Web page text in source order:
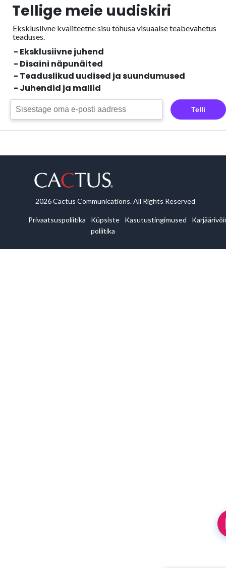
Tellige meie uudiskiri
Eksklusiivne kvaliteetne sisu tõhusa visuaalseteabevahetus
teaduses.
- Eksklusiivne juhend
- Disaini näpunäited
- Teaduslikud uudised ja suundumused
- Juhendid ja mallid
Telli
2026 Cactus Communications. All Rights Reserved
Privaatsuspoliitika
Küpsiste
poliitika
Kasutustingimused